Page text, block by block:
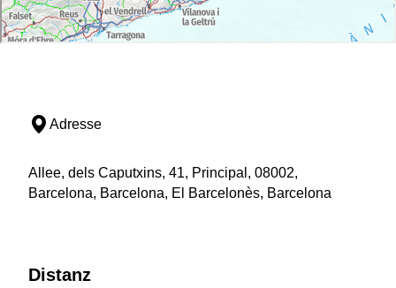
Adresse
Allee, dels Caputxins, 41, Principal, 08002,
Barcelona, Barcelona, El Barcelonès, Barcelona
Distanz